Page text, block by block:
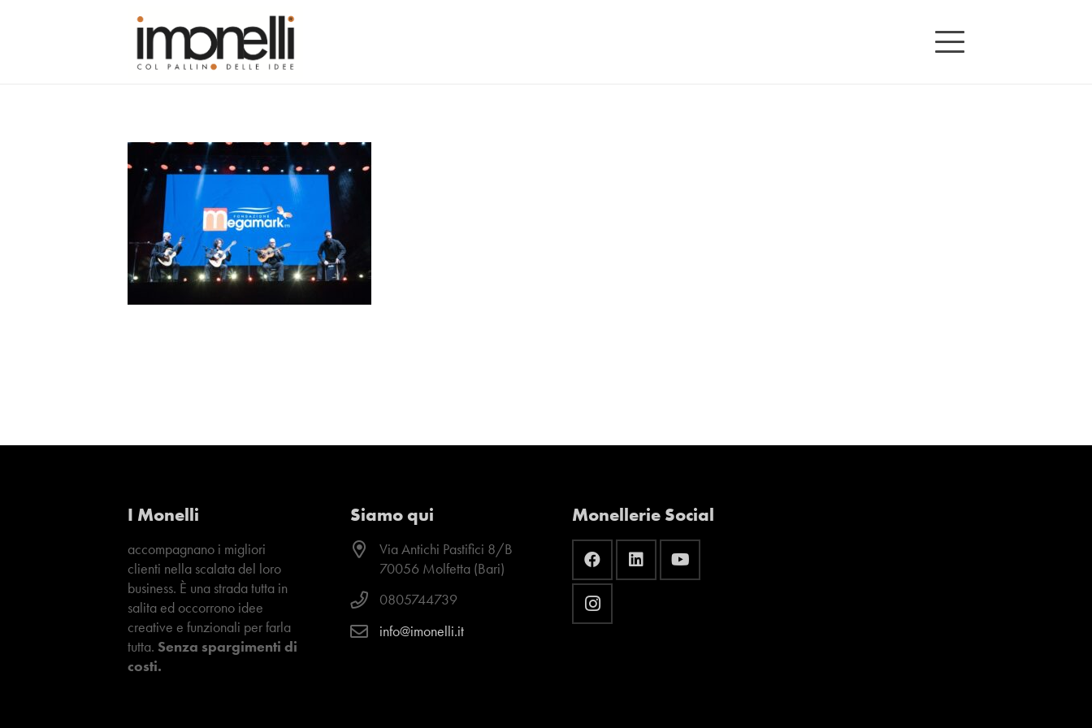
I Monelli
accompagnano i migliori
clienti nella scalata del loro
business. È una strada tutta in
salita ed occorrono idee
creative e funzionali per farla
tutta. Senza spargimenti di
costi.
Siamo qui
Via Antichi Pastifici 8/B
70056 Molfetta (Bari)
0805744739
info@imonelli.it
Monellerie Social